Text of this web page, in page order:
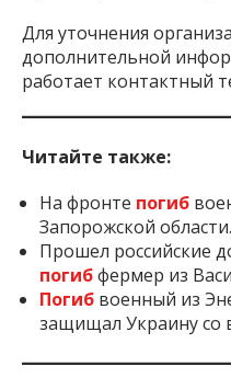
Для уточнения
дополнительной
работает контактный
Читайте также:
На фронте погиб
Запорожской области.
Прошел российские
погибфермер из
Погиб военный из
защищал Украину со